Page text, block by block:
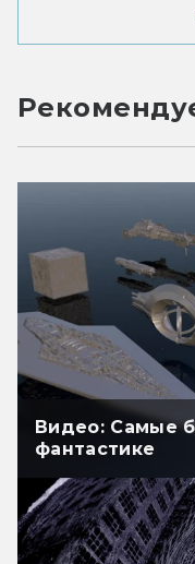
Видео: Самые
фантастике